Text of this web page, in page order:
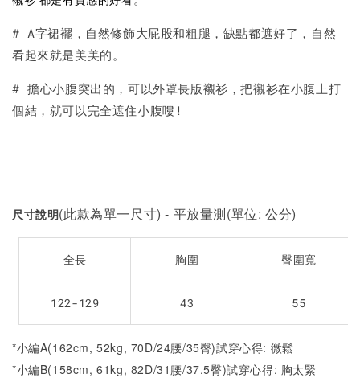
# A字裙襬，自然修飾大屁股和粗腿，缺點都遮好了，自然
看起來就是美美的。
# 擔心小腹突出的，可以外罩長版襯衫，把襯衫在小腹上打
個結，就可以完全遮住小腹嘍!
尺寸說明(此款為單一尺寸) - 平放量測(單位: 公分)
全長 胸圍 臀圍寬
122-129 43 55
*小編A(162cm, 52kg, 70D/24腰/35臀)試穿心得: 微鬆
*小編B(158cm, 61kg, 82D/31腰/37.5臀)試穿心得: 胸太緊